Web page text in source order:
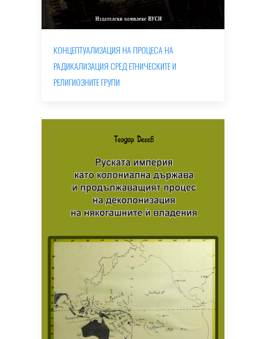
КОНЦЕПТУАЛИЗАЦИЯ НА ПРОЦЕСА НА
РАДИКАЛИЗАЦИЯ СРЕД ЕТНИЧЕСКИТЕ И
РЕЛИГИОЗНИТЕ ГРУПИ